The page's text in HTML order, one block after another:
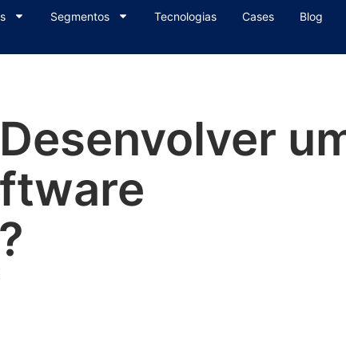
Segmentos Tecnologias Cases Blog